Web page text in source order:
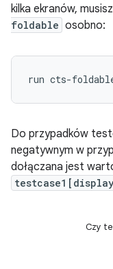
kilka ekranów,
foldable osobno:
Do przypadków
negatywnym w
dołączana jest
Czy te